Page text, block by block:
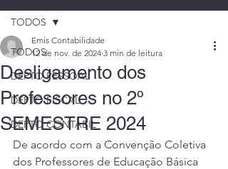
TODOS
DEPTO PESSOAL
DEPTO FISCAL
DEPTO CONTABIL
TODOS
Desligamento dos
Professores no 2º
SEMESTRE 2024
Emis Contabilidade
12 de nov. de 2024 3 min de leitura
De acordo com a Convenção Coletiva
dos Professores de Educação Básica